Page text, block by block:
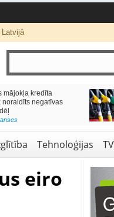
Latvijā
mājokļa kredīta
noraidīts negatīvas
Tehnoloģijas
eiro​